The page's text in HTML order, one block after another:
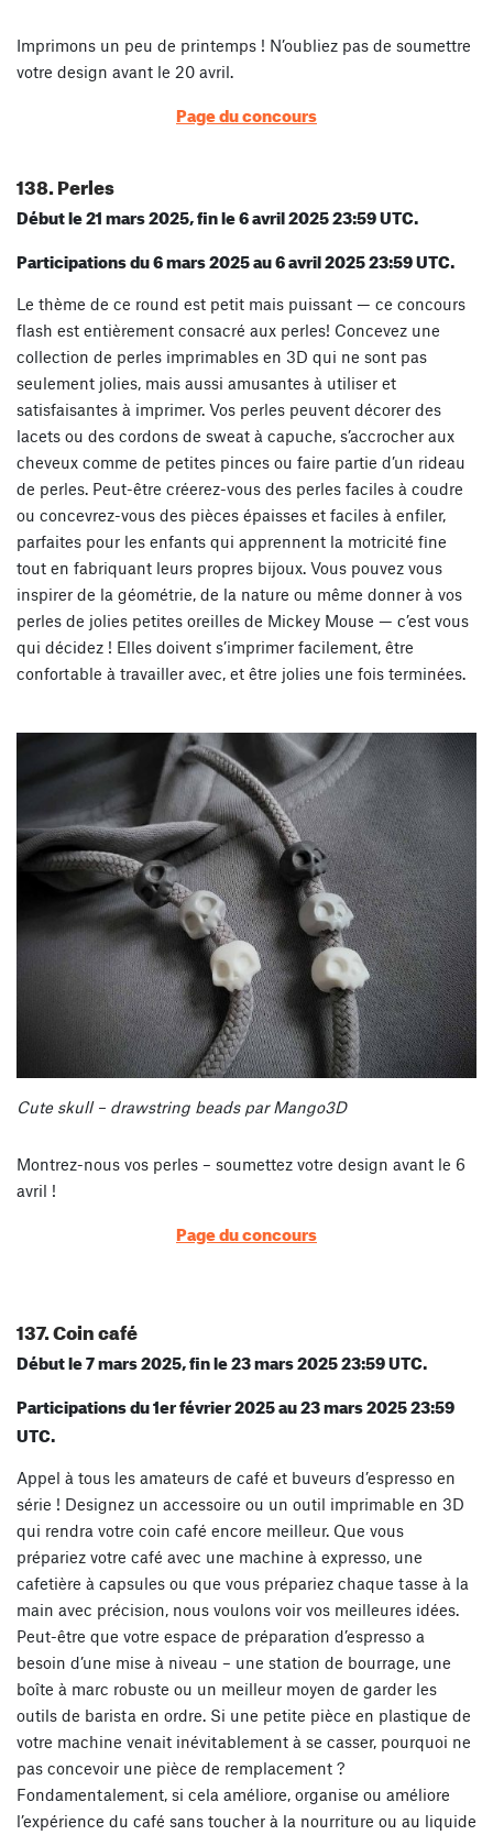
Imprimons un peu de printemps ! N’oubliez pas de soumettre
votre design avant le 20 avril.
Page du concours
138. Perles
Début le 21 mars 2025, fin le 6 avril 2025 23:59 UTC.
Participations du 6 mars 2025 au 6 avril 2025 23:59 UTC.
Le thème de ce round est petit mais puissant — ce concours
flash est entièrement consacré aux perles! Concevez une
collection de perles imprimables en 3D qui ne sont pas
seulement jolies, mais aussi amusantes à utiliser et
satisfaisantes à imprimer. Vos perles peuvent décorer des
lacets ou des cordons de sweat à capuche, s’accrocher aux
cheveux comme de petites pinces ou faire partie d’un rideau
de perles. Peut-être créerez-vous des perles faciles à coudre
ou concevrez-vous des pièces épaisses et faciles à enfiler,
parfaites pour les enfants qui apprennent la motricité fine
tout en fabriquant leurs propres bijoux. Vous pouvez vous
inspirer de la géométrie, de la nature ou même donner à vos
perles de jolies petites oreilles de Mickey Mouse — c’est vous
qui décidez ! Elles doivent s’imprimer facilement, être
confortable à travailler avec, et être jolies une fois terminées.
Cute skull – drawstring beads par Mango3D
Montrez-nous vos perles – soumettez votre design avant le 6
avril !
Page du concours
137. Coin café
Début le 7 mars 2025, fin le 23 mars 2025 23:59 UTC.
Participations du 1er février 2025 au 23 mars 2025 23:59
UTC.
Appel à tous les amateurs de café et buveurs d’espresso en
série ! Designez un accessoire ou un outil imprimable en 3D
qui rendra votre coin café encore meilleur. Que vous
prépariez votre café avec une machine à expresso, une
cafetière à capsules ou que vous prépariez chaque tasse à la
main avec précision, nous voulons voir vos meilleures idées.
Peut-être que votre espace de préparation d’espresso a
besoin d’une mise à niveau – une station de bourrage, une
boîte à marc robuste ou un meilleur moyen de garder les
outils de barista en ordre. Si une petite pièce en plastique de
votre machine venait inévitablement à se casser, pourquoi ne
pas concevoir une pièce de remplacement ?
Fondamentalement, si cela améliore, organise ou améliore
l’expérience du café sans toucher à la nourriture ou au liquide